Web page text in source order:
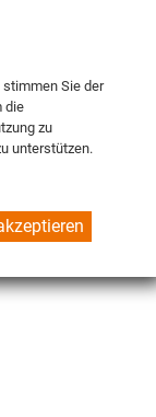
stimmen Sie der
die
zu
unterstützen.